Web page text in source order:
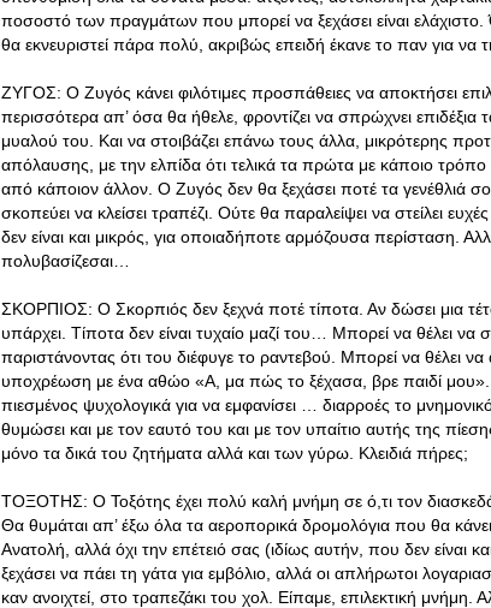
ποσοστό των πραγμάτων που μπορεί να ξεχάσει είναι ελάχιστο.
θα εκνευριστεί πάρα πολύ, ακριβώς επειδή έκανε το παν για να
ΖΥΓΟΣ: Ο Ζυγός κάνει φιλότιμες προσπάθειες να αποκτήσει
περισσότερα απ’ όσα θα ήθελε, φροντίζει να σπρώχνει επιδέξια
μυαλού του. Και να στοιβάζει επάνω τους άλλα, μικρότερης
απόλαυσης, με την ελπίδα ότι τελικά τα πρώτα με κάποιο
από κάποιον άλλον. Ο Ζυγός δεν θα ξεχάσει ποτέ τα γενέθλιά
σκοπεύει να κλείσει τραπέζι. Ούτε θα παραλείψει να στείλει
δεν είναι και μικρός, για οποιαδήποτε αρμόζουσα περίσταση.
πολυβασίζεσαι…
ΣΚΟΡΠΙΟΣ: Ο Σκορπιός δεν ξεχνά ποτέ τίποτα. Αν δώσει μια
υπάρχει. Τίποτα δεν είναι τυχαίο μαζί του… Μπορεί να θέλει να
παριστάνοντας ότι του διέφυγε το ραντεβού. Μπορεί να θέλει
υποχρέωση με ένα αθώο «Α, μα πώς το ξέχασα, βρε παιδί μου».
πιεσμένος ψυχολογικά για να εμφανίσει … διαρροές το
θυμώσει και με τον εαυτό του και με τον υπαίτιο αυτής της
μόνο τα δικά του ζητήματα αλλά και των γύρω. Κλειδιά πήρες;
ΤΟΞΟΤΗΣ: Ο Τοξότης έχει πολύ καλή μνήμη σε ό,τι τον
Θα θυμάται απ’ έξω όλα τα αεροπορικά δρομολόγια που θα
Ανατολή, αλλά όχι την επέτειό σας (ιδίως αυτήν, που δεν είναι
ξεχάσει να πάει τη γάτα για εμβόλιο, αλλά οι απλήρωτοι
καν ανοιχτεί, στο τραπεζάκι του χολ. Είπαμε, επιλεκτική μνήμη.